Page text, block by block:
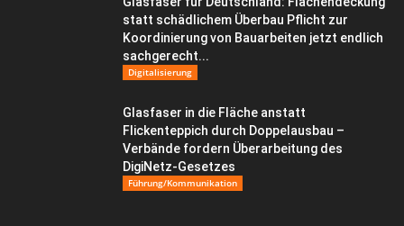
statt schädlichem Überbau Pflicht zur
Koordinierung von Bauarbeiten jetzt endlich
sachgerecht...
Digitalisierung
Glasfaser in die Fläche anstatt
Flickenteppich durch Doppelausbau –
Verbände fordern Überarbeitung des
DigiNetz-Gesetzes
Führung/Kommunikation